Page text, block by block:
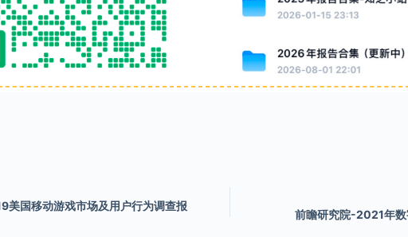
美国移动游戏市场及用户行为调查报
前瞻研究院-2021年